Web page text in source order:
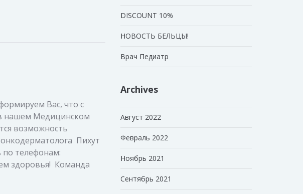
Вас, что с
нашем Медицинском
возможность
Пихут
телефонам:
здоровья! Команда
DISCOUNT 10%
НОВОСТЬ БЕЛЬЦЫ!
Врач Педиатр
Archives
Август 2022
Февраль 2022
Ноябрь 2021
Сентябрь 2021